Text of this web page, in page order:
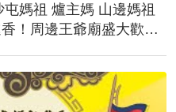
媽祖 爐主媽 山邊媽祖
！周邊王爺廟盛大歡